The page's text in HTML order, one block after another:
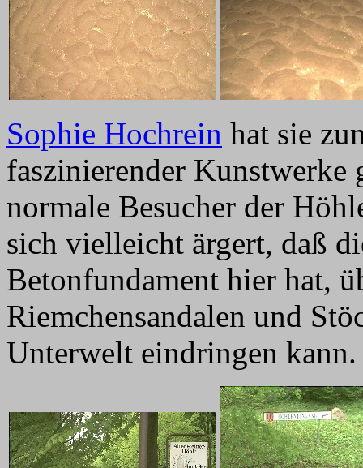
Sophie Hochrein hat sie
faszinierender Kunstwerke
normale Besucher der
sich vielleicht ärgert, daß
Betonfundament hier hat,
Riemchensandalen und
Unterwelt eindringen kann.